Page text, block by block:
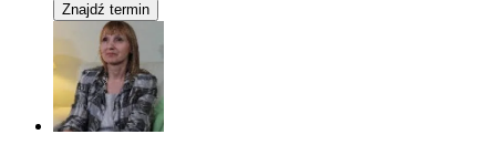
Znajdź termin